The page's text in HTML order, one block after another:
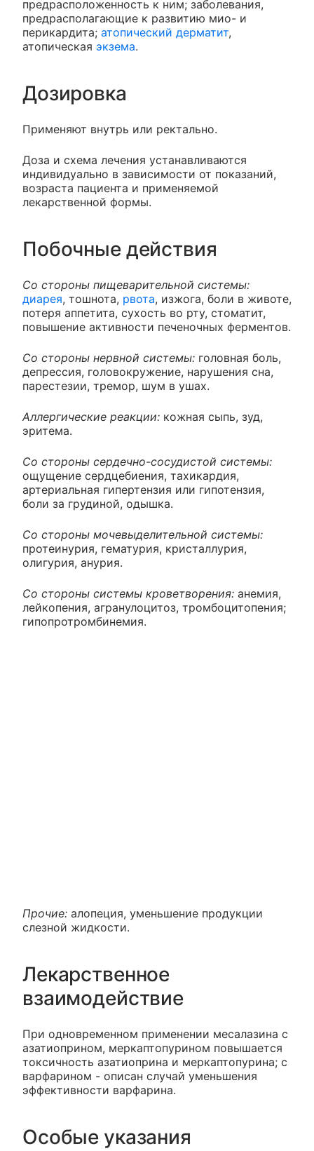
предрасположенность к ним; заболевания,
предрасполагающие к развитию мио- и
перикардита; атопический дерматит,
атопическая экзема.
Дозировка
Применяют внутрь или ректально.
Доза и схема лечения устанавливаются
индивидуально в зависимости от показаний,
возраста пациента и применяемой
лекарственной формы.
Побочные действия
Со стороны пищеварительной системы:
диарея, тошнота, рвота, изжога, боли в животе,
потеря аппетита, сухость во рту, стоматит,
повышение активности печеночных ферментов.
Со стороны нервной системы: головная боль,
депрессия, головокружение, нарушения сна,
парестезии, тремор, шум в ушах.
Аллергические реакции: кожная сыпь, зуд,
эритема.
Со стороны сердечно-сосудистой системы:
ощущение сердцебиения, тахикардия,
артериальная гипертензия или гипотензия,
боли за грудиной, одышка.
Со стороны мочевыделительной системы:
протеинурия, гематурия, кристаллурия,
олигурия, анурия.
Со стороны системы кроветворения: анемия,
лейкопения, агранулоцитоз, тромбоцитопения;
гипопротромбинемия.
Прочие: алопеция, уменьшение продукции
слезной жидкости.
Лекарственное
взаимодействие
При одновременном применении месалазина с
азатиоприном, меркаптопурином повышается
токсичность азатиоприна и меркаптопурина; с
варфарином - описан случай уменьшения
эффективности варфарина.
Особые указания